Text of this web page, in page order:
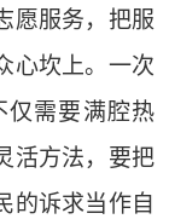
愿服务，把服
心坎上。一次
仅需要满腔热
活方法，要把
的诉求当作自